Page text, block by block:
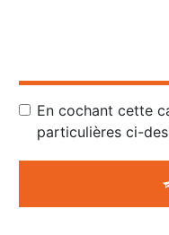
En cochant cette
particulières ci-